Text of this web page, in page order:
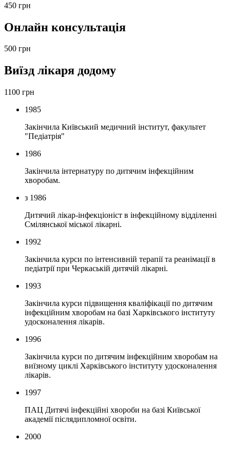
450 грн
Онлайн консультація
500 грн
Виїзд лікаря додому
1100 грн
1985
Закінчила Київський медичний інститут, факультет
"Педіатрія"
1986
Закінчила інтернатуру по дитячим інфекційним
хворобам.
з 1986
Дитячий лікар-інфекціоніст в інфекційному відділенні
Смілянської міської лікарні.
1992
Закінчила курси по інтенсивній терапії та реанімації в
педіатрії при Черкаській дитячій лікарні.
1993
Закінчила курси підвищення кваліфікації по дитячим
інфекційним хворобам на базі Харківського інституту
удосконалення лікарів.
1996
Закінчила курси по дитячим інфекційним хворобам на
виїзному циклі Харківського інституту удосконалення
лікарів.
1997
ПАЦ Дитячі інфекційні хвороби на базі Київської
академії післядипломної освіти.
2000